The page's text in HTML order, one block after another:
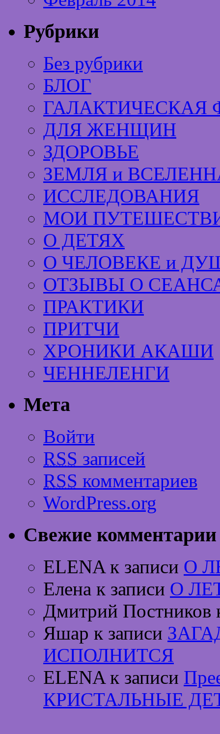
Рубрики
Без рубрики
БЛОГ
ГАЛАКТИЧЕСКАЯ
ДЛЯ ЖЕНЩИН
ЗДОРОВЬЕ
ЗЕМЛЯ и
ИССЛЕДОВАНИЯ
МОИ
О ДЕТЯХ
О ЧЕЛОВЕКЕ и
ОТЗЫВЫ О
ПРАКТИКИ
ПРИТЧИ
ХРОНИКИ АКАШИ
ЧЕННЕЛЕНГИ
Мета
Войти
RSS записей
RSS комментариев
WordPress.org
Свежие комментарии
ELENA к записи О
Елена к записи О
Дмитрий Постников
Яшар к записи
ИСПОЛНИТСЯ
ELENA к записи
КРИСТАЛЬНЫЕ